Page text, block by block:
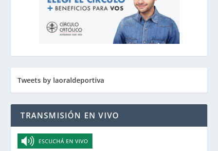
Tweets by laoraldeportiva
TRANSMISIÓN EN VIVO